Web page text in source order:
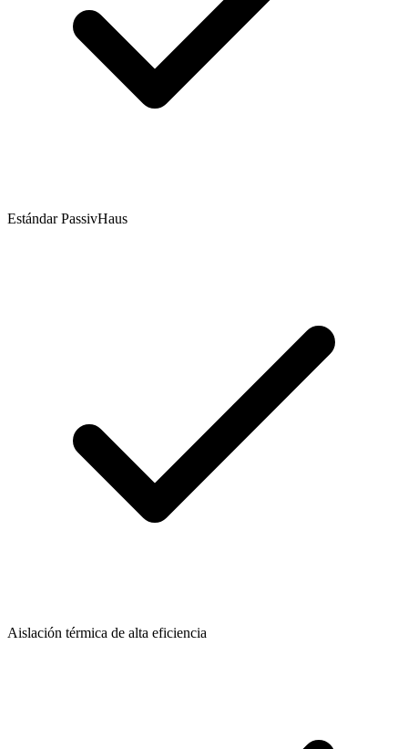
Estándar PassivHaus
Aislación térmica de alta eficiencia